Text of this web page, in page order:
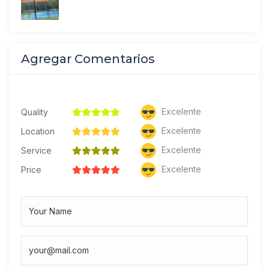
Agregar Comentarios
Quality
Excelente
Location
Excelente
Service
Excelente
Price
Excelente